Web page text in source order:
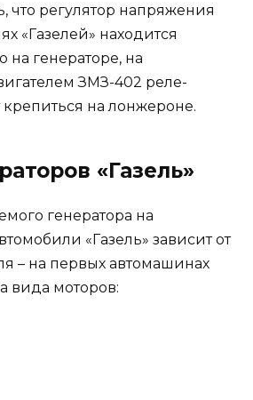
что регулятор напряжения
«Газелей» находится
на генераторе, на
ЗМЗ-402 реле-
крепиться на лонжероне.
«Газель»
генератора на
«Газель» зависит от
– на первых автомашинах
вида моторов: